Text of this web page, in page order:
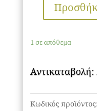
ποσότητα
1 σε απόθεμα
Αντικαταβολή:
Κωδικός προϊόντος: